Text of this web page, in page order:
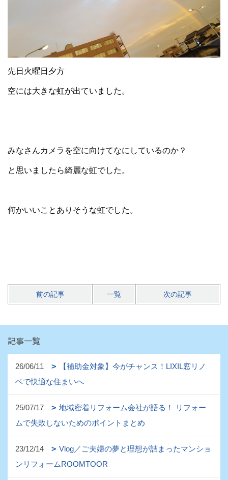
先日火曜日夕方
空には大きな虹が出ていました。
みなさんカメラを空に向けてなにしているのか？
と思いましたら綺麗な虹でした。
何かいいことありそうな虹でした。
前の記事 一覧 次の記事
記事一覧
26/06/11
【補助金対象】今がチャンス！LIXIL窓リノ
ベで快適な住まいへ
25/07/17
地域密着リフォーム会社が語る！ リフォー
ムで失敗しないためのポイントまとめ
23/12/14
Vlog／ご夫婦の夢と理想が詰まったマンショ
ンリフォームROOMTOOR